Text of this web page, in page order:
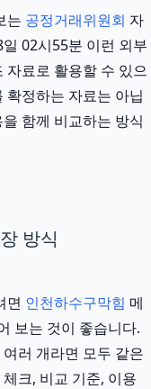
는 공정거래위원회 자
02시55분 이런 외부
자료로 활용할 수 있으
확정하는 자료는 아닙
함께 비교하는 방식
방식
면 인천하수구막힘 메
보는 것이 좋습니다.
러 개라면 모두 같은
크, 비교 기준, 이용